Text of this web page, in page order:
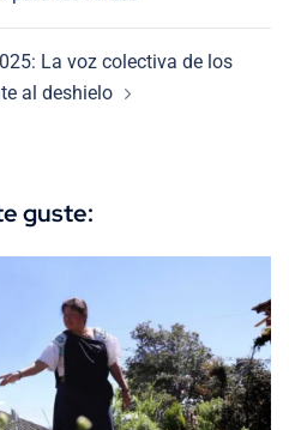
La voz colectiva de los
al deshielo
guste: